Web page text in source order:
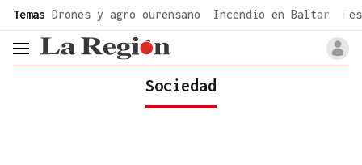
Temas Drones y agro ourensano Incendio en Baltar
header.menu.open
Sociedad